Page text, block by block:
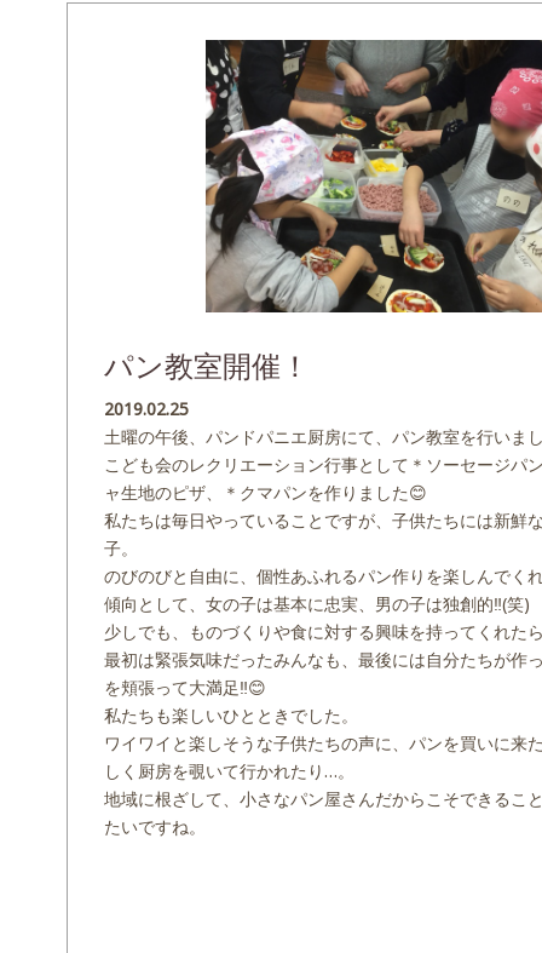
パン教室開催！
2019.02.25
土曜の午後、パンドパニエ厨房にて、パン教室を行いま
こども会のレクリエーション行事として＊ソーセージパ
ャ生地のピザ、＊クマパンを作りました😊
私たちは毎日やっていることですが、子供たちには新鮮
子。
のびのびと自由に、個性あふれるパン作りを楽しんでく
傾向として、女の子は基本に忠実、男の子は独創的‼︎(笑)
少しでも、ものづくりや食に対する興味を持ってくれた
最初は緊張気味だったみんなも、最後には自分たちが作
を頬張って大満足‼️😊
私たちも楽しいひとときでした。
ワイワイと楽しそうな子供たちの声に、パンを買いに来
しく厨房を覗いて行かれたり…。
地域に根ざして、小さなパン屋さんだからこそできるこ
たいですね。